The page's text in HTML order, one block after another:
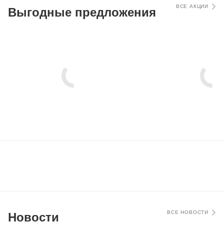
Выгодные предложения ВСЕ АКЦИИ
Новости ВСЕ НОВОСТИ